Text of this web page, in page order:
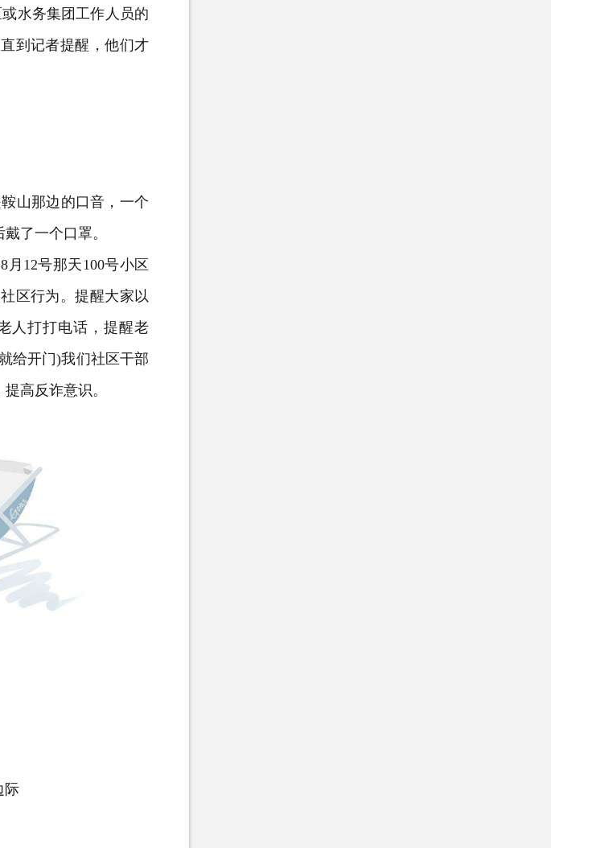
水务集团工作人员的
到记者提醒，他们才
山那边的口音，一个
了一个口罩。
12号那天100号小区
区行为。提醒大家以
人打打电话，提醒老
给开门)我们社区干部
高反诈意识。
际